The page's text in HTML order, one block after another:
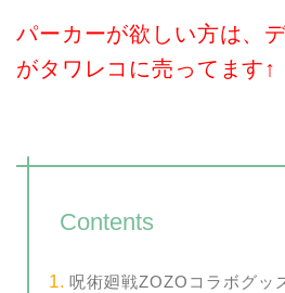
パーカーが欲しい方は、
がタワレコに売ってます↑
Contents
呪術廻戦ZOZOコラボグッ